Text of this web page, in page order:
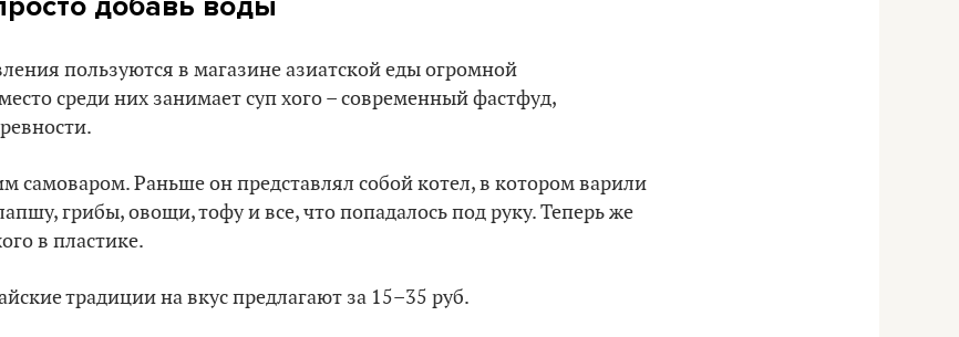
пользуются в магазине азиатской еды огромной
среди них занимает суп хого – современный фастфуд,
самоваром. Раньше он представлял собой котел, в котором варили
грибы, овощи, тофу и все, что попадалось под руку. Теперь же
в пластике.
традиции на вкус предлагают за 15–35 руб.